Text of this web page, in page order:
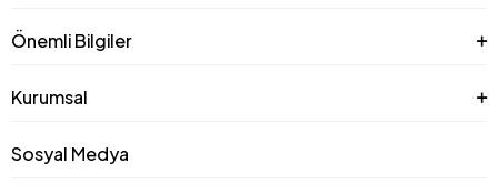
Önemli Bilgiler
Kurumsal
Sosyal Medya